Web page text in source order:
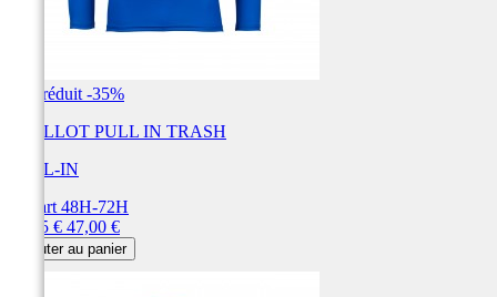
Prix réduit -35%
MAILLOT PULL IN TRASH
PULL-IN
Départ 48H-72H
30,55 € Prix
de
base
47,00 €
Ajouter au panier